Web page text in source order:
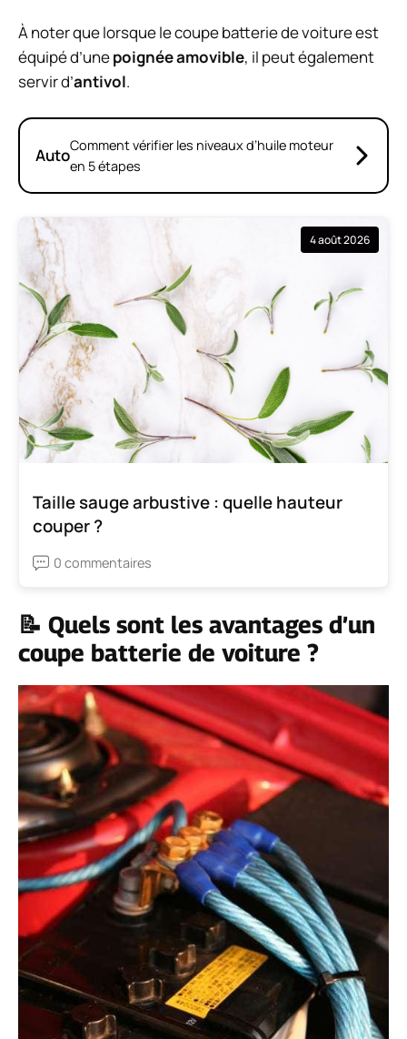
À noter que lorsque le coupe batterie de voiture est
équipé d’unepoignée amovible, il peut également
servir d’antivol.
AutoComment vérifier les niveaux d’huile moteur
en 5 étapes
4 août 2026
Taille sauge arbustive : quelle hauteur
couper ?
0 commentaires
📝 Quels sont les avantages d’un
coupe batterie de voiture ?